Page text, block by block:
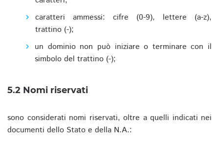
caratteri ammessi: cifre (0-9), lettere (a-z),
trattino (-);
un dominio non può iniziare o terminare con il
simbolo del trattino (-);
5.2 Nomi riservati
sono considerati nomi riservati, oltre a quelli indicati nei
documenti dello Stato e della N.A.: